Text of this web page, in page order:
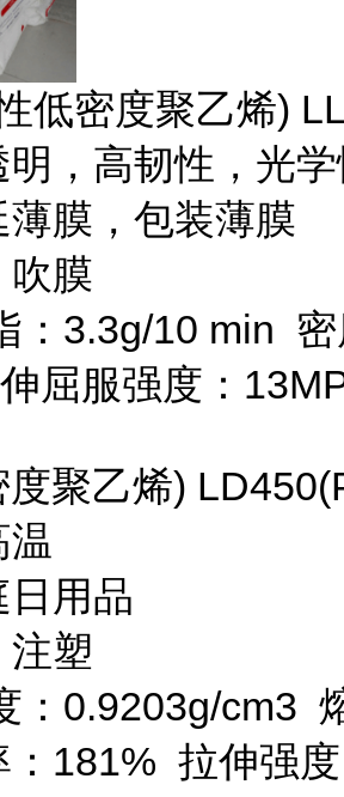
低密度聚乙烯)
，高韧性，光
薄膜，包装薄膜
吹膜
： 3.3g/10 min
屈服强度：
度聚乙烯)
温
日用品
注塑
： 0.9203g/cm3
181% 拉伸强